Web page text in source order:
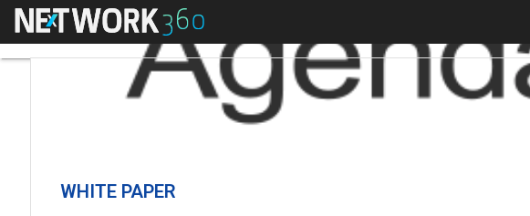
Menu
WHITE PAPER